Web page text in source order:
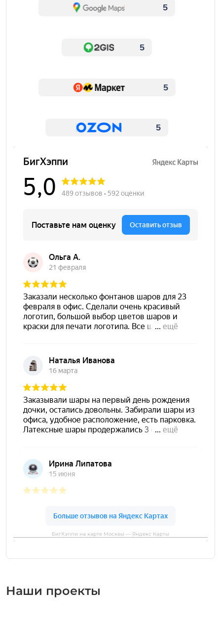
5
5
5
5
БигХэппи на карте Москвы — Яндекс Карты
Наши проекты